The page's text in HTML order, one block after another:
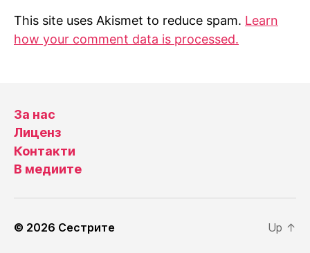
This site uses Akismet to reduce spam. Learn
how your comment data is processed.
За нас
Лиценз
Контакти
В медиите
© 2026 Сестрите Up ↑